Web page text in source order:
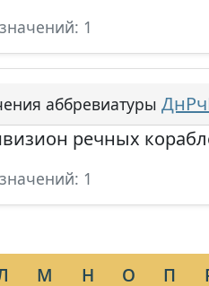
1
аббревиатуры
речных
1
М Н О П